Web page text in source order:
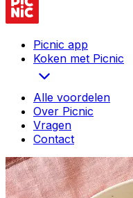
Picnic app
Koken met Picnic
Alle voordelen
Over Picnic
Vragen
Contact